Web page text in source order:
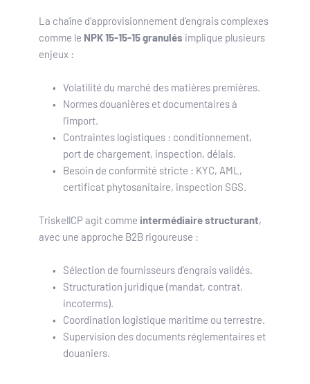
La chaîne d’approvisionnement d’engrais complexes
comme le NPK 15-15-15 granulés implique plusieurs
enjeux :
Volatilité du marché des matières premières.
Normes douanières et documentaires à
l’import.
Contraintes logistiques : conditionnement,
port de chargement, inspection, délais.
Besoin de conformité stricte : KYC, AML,
certificat phytosanitaire, inspection SGS.
TriskellCP agit comme intermédiaire structurant,
avec une approche B2B rigoureuse :
Sélection de fournisseurs d’engrais validés.
Structuration juridique (mandat, contrat,
incoterms).
Coordination logistique maritime ou terrestre.
Supervision des documents réglementaires et
douaniers.